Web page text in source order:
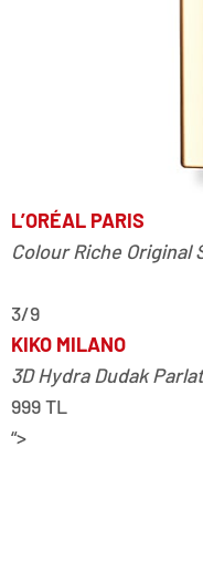
L’ORÉAL PARIS
Colour Riche Original
3/9
KIKO MILANO
3D Hydra Dudak
999 TL
“>